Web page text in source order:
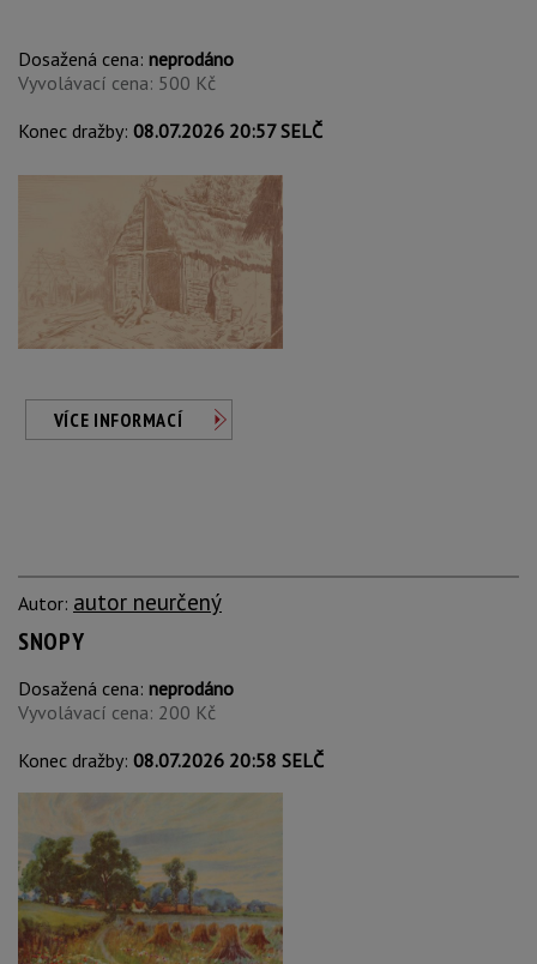
Dosažená cena: neprodáno
Vyvolávací cena: 500 Kč
Konec dražby: 08.07.2026 20:57 SELČ
VÍCE INFORMACÍ
Autor: autor neurčený
SNOPY
Dosažená cena: neprodáno
Vyvolávací cena: 200 Kč
Konec dražby: 08.07.2026 20:58 SELČ